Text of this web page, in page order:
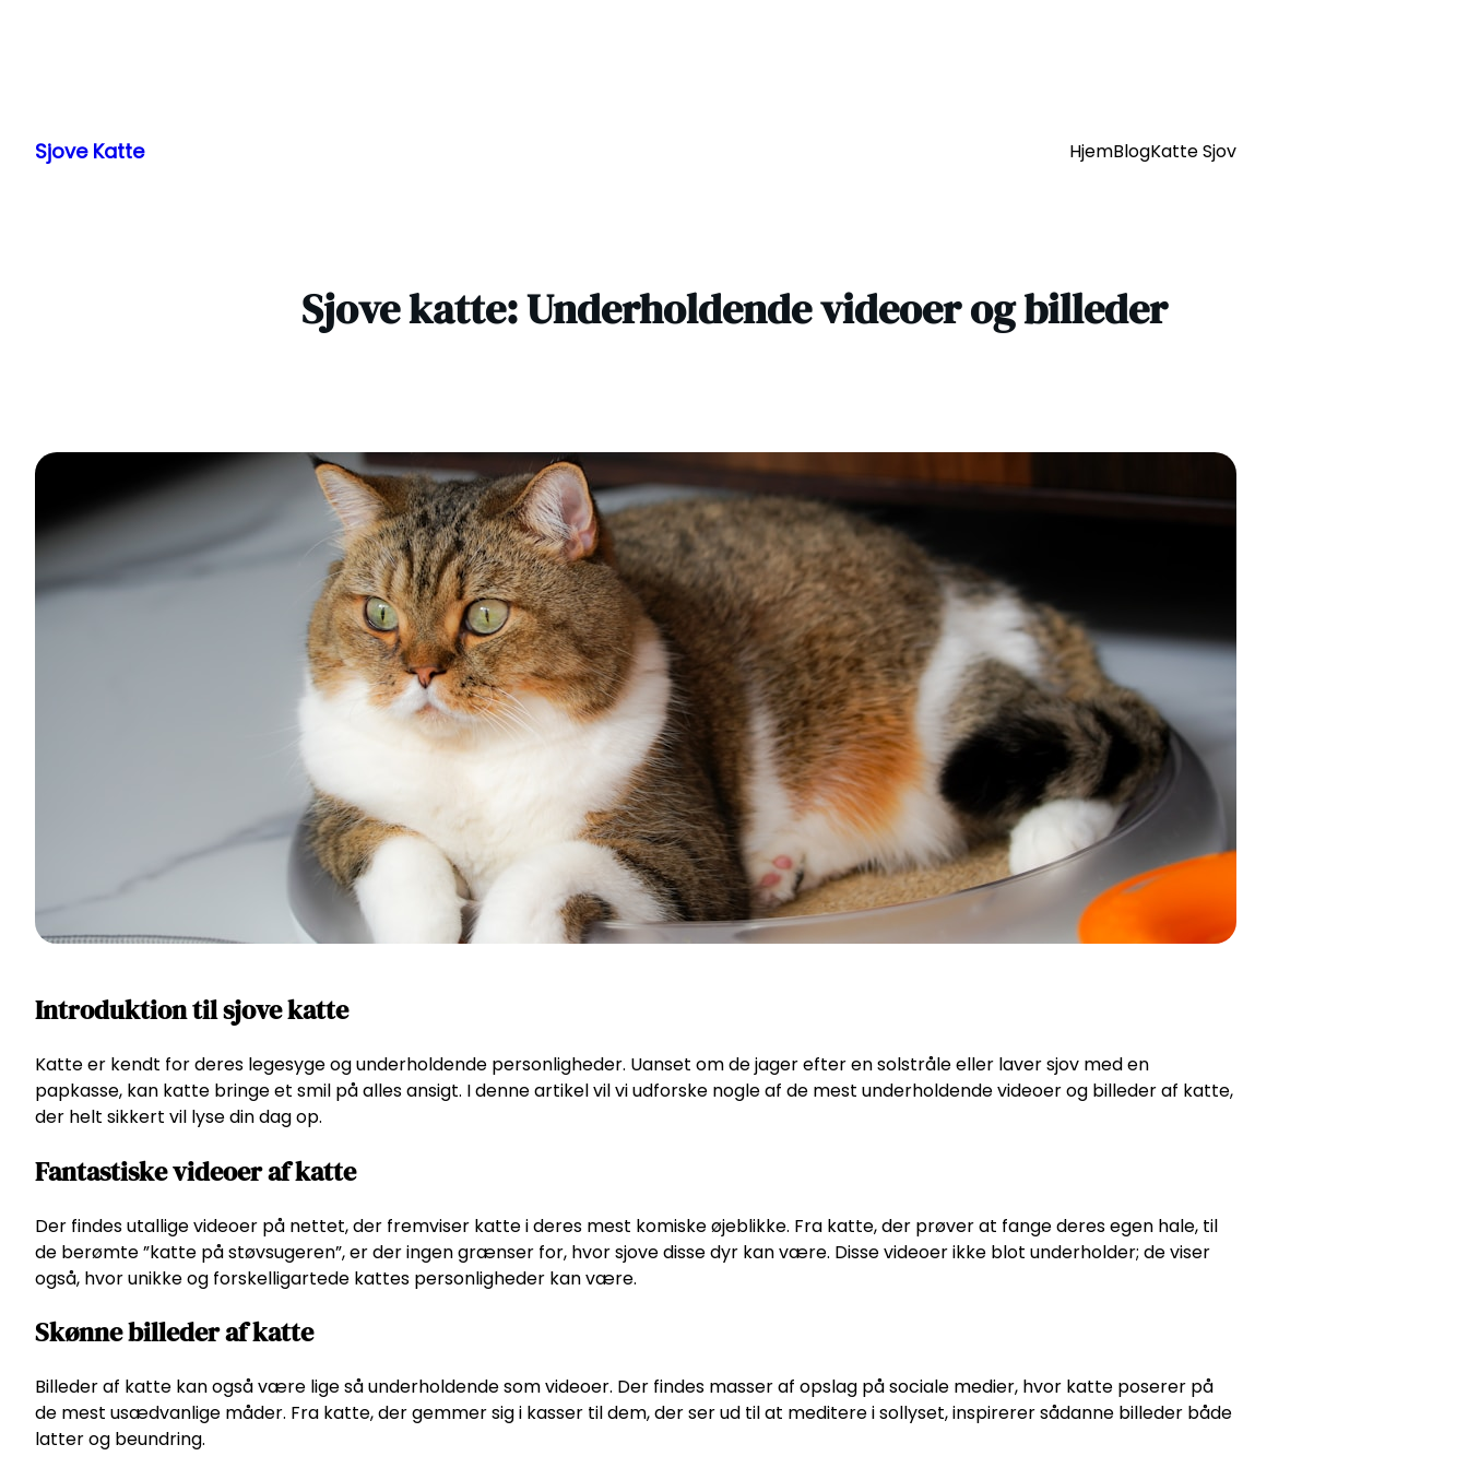
indhold
Sjove Katte HjemBlogKatte Sjov
Sjove katte: Underholdende videoer og billeder
Introduktion til sjove katte
Katte er kendt for deres legesyge og underholdende personligheder. Uanset om de jager efter en solstråle eller laver sjov med en
papkasse, kan katte bringe et smil på alles ansigt. I denne artikel vil vi udforske nogle af de mest underholdende videoer og billeder af katte,
der helt sikkert vil lyse din dag op.
Fantastiske videoer af katte
Der findes utallige videoer på nettet, der fremviser katte i deres mest komiske øjeblikke. Fra katte, der prøver at fange deres egen hale, til
de berømte ”katte på støvsugeren”, er der ingen grænser for, hvor sjove disse dyr kan være. Disse videoer ikke blot underholder; de viser
også, hvor unikke og forskelligartede kattes personligheder kan være.
Skønne billeder af katte
Billeder af katte kan også være lige så underholdende som videoer. Der findes masser af opslag på sociale medier, hvor katte poserer på
de mest usædvanlige måder. Fra katte, der gemmer sig i kasser til dem, der ser ud til at meditere i sollyset, inspirerer sådanne billeder både
latter og beundring.